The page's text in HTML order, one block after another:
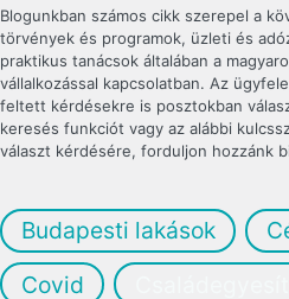
Blogunkban számos cikk szerepel a
törvények és programok, üzleti és
praktikus tanácsok általában a
vállalkozással kapcsolatban. Az
feltett kérdésekre is posztokban
keresés funkciót vagy az alábbi
választ kérdésére, forduljon hozzánk
Budapesti lakások
Covid